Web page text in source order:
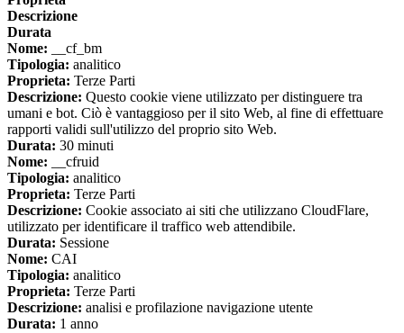
Descrizione
Durata
Nome: __cf_bm
Tipologia: analitico
Proprieta: Terze Parti
Descrizione: Questo cookie viene utilizzato per distinguere tra
umani e bot. Ciò è vantaggioso per il sito Web, al fine di effettuare
rapporti validi sull'utilizzo del proprio sito Web.
Durata: 30 minuti
Nome: __cfruid
Tipologia: analitico
Proprieta: Terze Parti
Descrizione: Cookie associato ai siti che utilizzano CloudFlare,
utilizzato per identificare il traffico web attendibile.
Durata: Sessione
Nome: CAI
Tipologia: analitico
Proprieta: Terze Parti
Descrizione: analisi e profilazione navigazione utente
Durata: 1 anno